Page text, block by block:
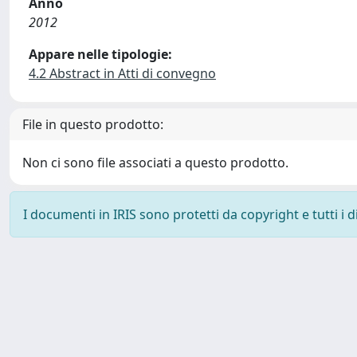
2012
Appare nelle tipologie:
4.2 Abstract in Atti di convegno
File in questo prodotto:
Non ci sono file associati a questo prodotto.
I documenti in IRIS sono protetti da copyright e tutti i